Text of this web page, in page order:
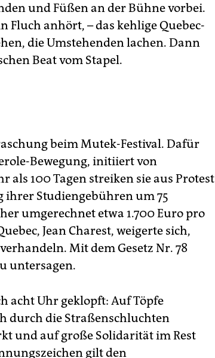
und Füßen an der Bühne vorbei.
Fluch anhört, – das kehlige Quebec-
die Umstehenden lachen. Dann
Beat vom Stapel.
beim Mutek-Festival. Dafür
Bewegung, initiiert von
als 100 Tagen streiken sie aus Protest
ihrer Studiengebühren um 75
umgerechnet etwa 1.700 Euro pro
Jean Charest, weigerte sich,
Mit dem Gesetz Nr. 78
untersagen.
acht Uhr geklopft: Auf Töpfe
durch die Straßenschluchten
und auf große Solidarität im Rest
gilt den